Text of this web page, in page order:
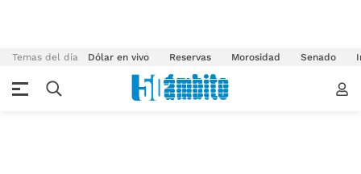
Temas del día Dólar en vivo Reservas Morosidad Senado